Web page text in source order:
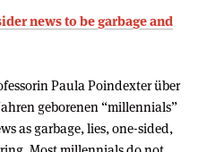
news to be garbage and
Paula Poindexter über
geborenen “millennials”
as garbage, lies, one-sided,